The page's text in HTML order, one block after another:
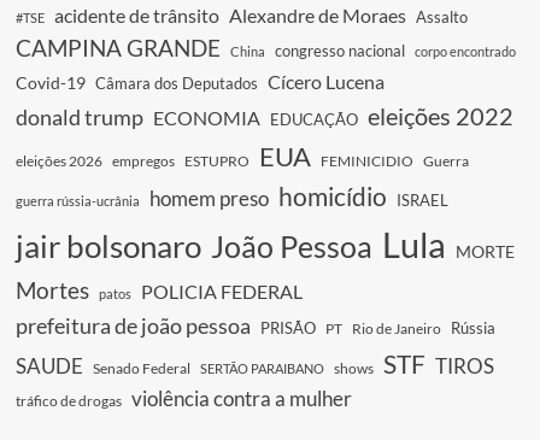
#TSE acidente de trânsito Alexandre de Moraes Assalto
CAMPINA GRANDE China congresso nacional corpo encontrado
Covid-19 Câmara dos Deputados Cícero Lucena
donald trump ECONOMIA EDUCAÇÃO eleições 2022
eleições 2026 empregos ESTUPRO EUA FEMINICIDIO Guerra
guerra rússia-ucrânia homem preso homicídio ISRAEL
jair bolsonaro João Pessoa Lula MORTE
Mortes patos POLICIA FEDERAL
prefeitura de joão pessoa PRISÃO PT Rio de Janeiro Rússia
SAUDE Senado Federal SERTÃO PARAIBANO shows STF TIROS
tráfico de drogas violência contra a mulher